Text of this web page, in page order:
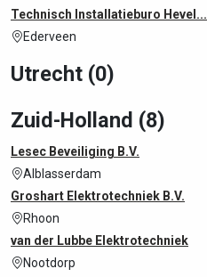
Technisch Installatieburo Hevel...
Ederveen
Utrecht (0)
Zuid-Holland (8)
Lesec Beveiliging B.V.
Alblasserdam
Groshart Elektrotechniek B.V.
Rhoon
van der Lubbe Elektrotechniek
Nootdorp